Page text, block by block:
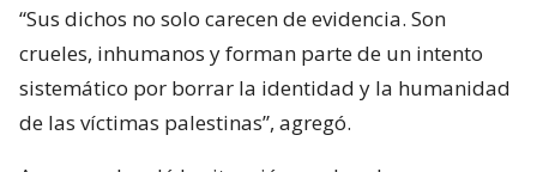
“Sus dichos no solo carecen de evidencia. Son
crueles, inhumanos y forman parte de un intento
sistemático por borrar la identidad y la humanidad
de las víctimas palestinas”, agregó.